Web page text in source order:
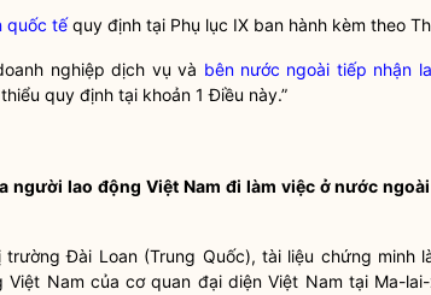
quốc tếquy định tại Phụ lục IX ban hành kèm theo
nghiệp dịch vụ và bên nước ngoài tiếp nhận
quy định tại khoản 1 Điều này.”
người lao động Việt Nam đi làm việc ở nước
Đài Loan (Trung Quốc), tài liệu chứng minh
Nam của cơ quan đại diện Việt Nam tại Ma-